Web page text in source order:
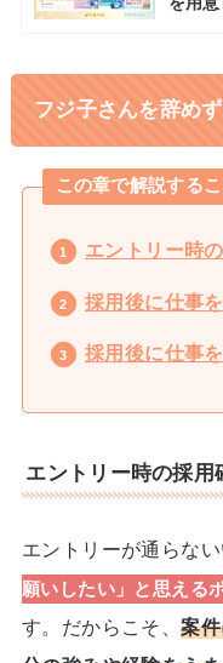
フジ子さんを辞め
この章で解説するこ
エントリー時
採用後に仕事
採用後に仕事
エントリー時の採用
エントリーが通らない
願いしたい」と思える
す。 だからこそ、案